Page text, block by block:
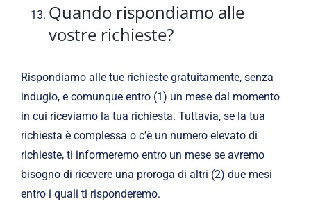
Quando rispondiamo alle
vostre richieste?
Rispondiamo alle tue richieste gratuitamente, senza
indugio, e comunque entro (1) un mese dal momento
in cui riceviamo la tua richiesta. Tuttavia, se la tua
richiesta è complessa o c’è un numero elevato di
richieste, ti informeremo entro un mese se avremo
bisogno di ricevere una proroga di altri (2) due mesi
entro i quali ti risponderemo.